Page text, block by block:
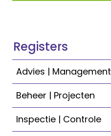
Registers
Advies | Management
Beheer | Projecten
Inspectie | Controle